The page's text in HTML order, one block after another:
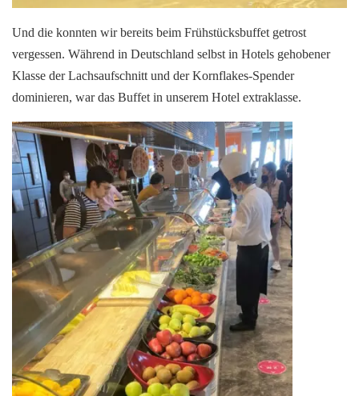
Und die konnten wir bereits beim Frühstücksbuffet getrost
vergessen. Während in Deutschland selbst in Hotels gehobener
Klasse der Lachsaufschnitt und der Kornflakes-Spender
dominieren, war das Buffet in unserem Hotel extraklasse.